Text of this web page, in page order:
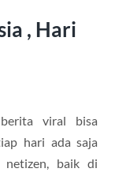
, Hari
viral bisa
hari ada saja
netizen, baik di